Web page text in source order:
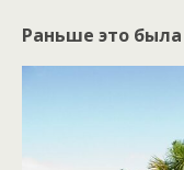
Раньше это была